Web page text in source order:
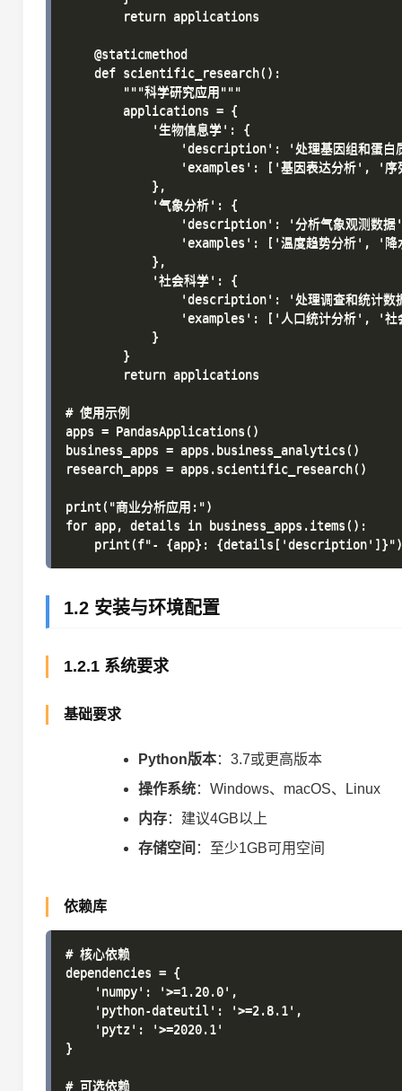
        return applications
    @staticmethod
    def scientific_research():
        """科学研究应用"""
        applications = {
            '生物信息学': {
'description': '处理基因组和蛋白
'examples': ['基因表达分析', '序
            },
            '气象分析': {
'description': '分析气象观测数据
'examples': ['温度趋势分析', '降
            },
            '社会科学': {
'description': '处理调查和统计数
'examples': ['人口统计分析', '社
            }
        }
        return applications
# 使用示例
apps = PandasApplications()
business_apps = apps.business_analytics()
research_apps = apps.scientific_research()
print("商业分析应用:")
for app, details in business_apps.items():
1.2 安装与环境配置
1.2.1 系统要求
基础要求
Python版本：3.7或更高版本
操作系统：Windows、macOS、Linux
内存：建议4GB以上
存储空间 ：至少1GB可用空间
依赖库
# 核心依赖
dependencies = {
    'numpy': '>=1.20.0',
    'python-dateutil': '>=2.8.1',
    'pytz': '>=2020.1'
}
# 可选依赖